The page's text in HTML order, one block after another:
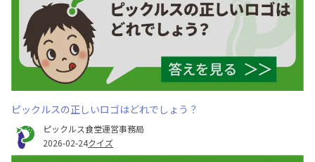
ピックルスの正しいロゴはどれでしょう？
ピックルス食堂運営事務局
2026-02-24クイズ